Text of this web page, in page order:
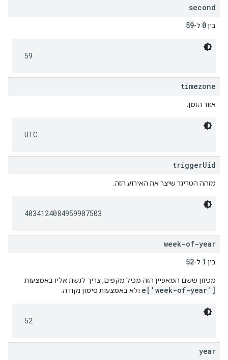
second
בין0 ל-59
59
timezone
אזור הזמן.
UTC
triggerUid
מזהה הטריגר שיצר את האירוע הזה.
4034124084959907503
week-of-year
בין 1 ל-52
מכיוון ששם המאפיין הזה מכיל מקפים, צריך לגשת אליו באמצעות
e['week-of-year'] ולא באמצעות סימון נקודה.
52
year